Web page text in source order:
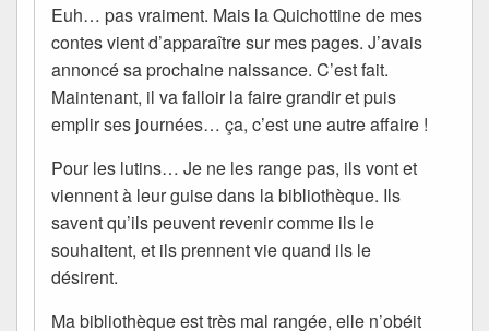
Euh… pas vraiment. Mais la Quichottine de mes
contes vient d’apparaître sur mes pages. J’avais
annoncé sa prochaine naissance. C’est fait.
Maintenant, il va falloir la faire grandir et puis
emplir ses journées… ça, c’est une autre affaire !
Pour les lutins… Je ne les range pas, ils vont et
viennent à leur guise dans la bibliothèque. Ils
savent qu’ils peuvent revenir comme ils le
souhaitent, et ils prennent vie quand ils le
désirent.
Ma bibliothèque est très mal rangée, elle n’obéit